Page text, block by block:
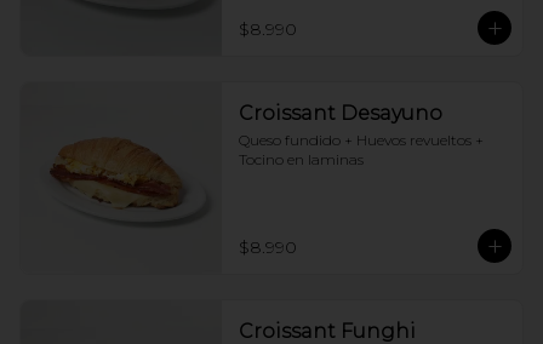
$8.990
Croissant Desayuno
Queso fundido + Huevos revueltos +
Tocino en laminas
$8.990
Croissant Funghi